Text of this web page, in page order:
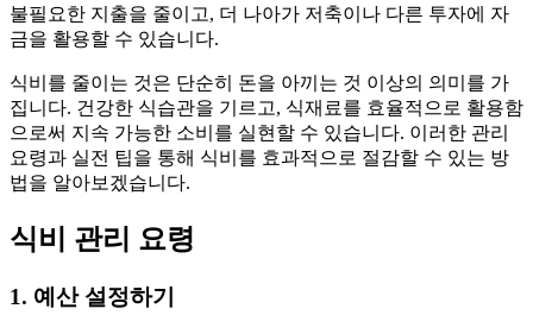
불필요한 지출을 줄이고, 더 나아가 저축이나 다른 투자에 자
금을 활용할 수 있습니다.
식비를 줄이는 것은 단순히 돈을 아끼는 것 이상의 의미를 가
집니다. 건강한 식습관을 기르고, 식재료를 효율적으로 활용함
으로써 지속 가능한 소비를 실현할 수 있습니다. 이러한 관리
요령과 실전 팁을 통해 식비를 효과적으로 절감할 수 있는 방
법을 알아보겠습니다.
식비 관리 요령
1. 예산 설정하기